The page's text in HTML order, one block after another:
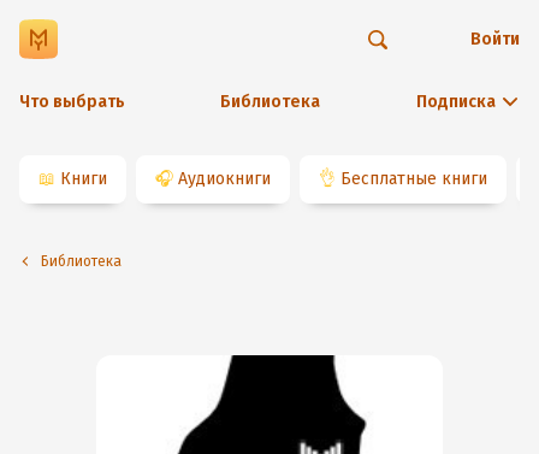
Что выбрать Библиотека Подписка
Войти
📖 Книги 🎧 Аудиокниги 👌 Бесплатные книги
Библиотека